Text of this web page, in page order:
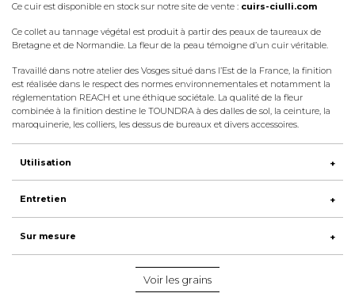
Ce cuir est disponible en stock sur notre site de vente : cuirs-ciulli.com
Ce collet au tannage végétal est produit à partir des peaux de taureaux de
Bretagne et de Normandie. La fleur de la peau témoigne d’un cuir véritable.
Travaillé dans notre atelier des Vosges situé dans l’Est de la France, la finition
est réalisée dans le respect des normes environnementales et notamment la
réglementation REACH et une éthique sociétale. La qualité de la fleur
combinée à la finition destine le TOUNDRA à des dalles de sol, la ceinture, la
maroquinerie, les colliers, les dessus de bureaux et divers accessoires.
Utilisation
Entretien
Sur mesure
Voir les grains